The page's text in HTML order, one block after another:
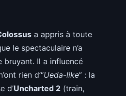
a appris à toute
le spectaculaire n’a
bruyant. Il a influencé
rien d’“Ueda-like” : la
d’Uncharted 2(train,